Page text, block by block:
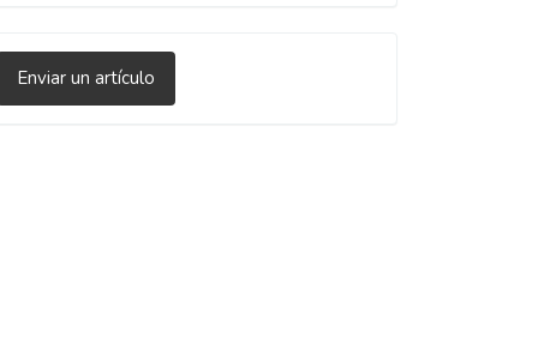
Enviar un artículo